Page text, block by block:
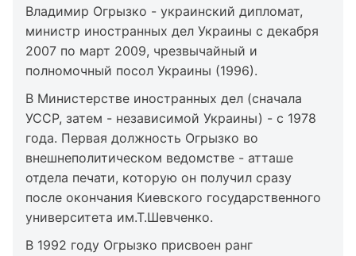
Владимир Огрызко - украинский дипломат,
министр иностранных дел Украины с декабря
2007 по март 2009, чрезвычайный и
полномочный посол Украины (1996).
В Министерстве иностранных дел (сначала
УССР, затем - независимой Украины) - с 1978
года. Первая должность Огрызко во
внешнеполитическом ведомстве - атташе
отдела печати, которую он получил сразу
после окончания Киевского государственного
университета им.Т.Шевченко.
В 1992 году Огрызко присвоен ранг